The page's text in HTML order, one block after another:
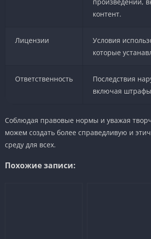
контент.
Лицензии
Условия
которые
Ответственность
Последствия
включая
Соблюдая правовые нормы и уважая
можем создать более справедливую и
среду для всех.
Похожие записи: